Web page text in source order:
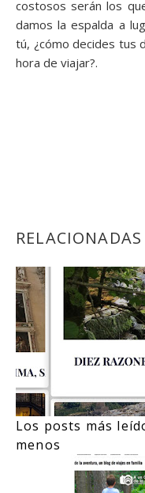
costosos serán los
damos la espalda a
tú, ¿cómo decides tus
hora de viajar?.
RELACIONADAS
Los posts más
menos